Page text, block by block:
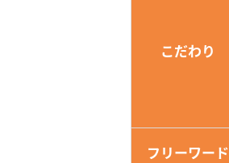
こだわり
フリーワード